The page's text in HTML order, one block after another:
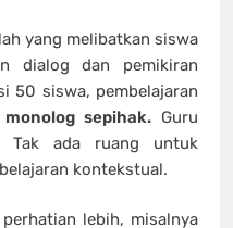
yang melibatkan siswa
dialog dan pemikiran
50 siswa, pembelajaran
monolog sepihak. Guru
Tak ada ruang untuk
kontekstual.
lebih, misalnya